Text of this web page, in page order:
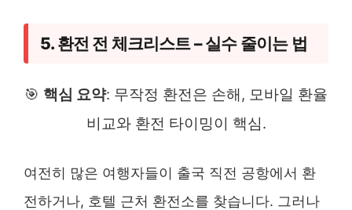
5. 환전 전 체크리스트 – 실수 줄이는 법
🎯 핵심 요약: 무작정 환전은 손해, 모바일 환율
비교와 환전 타이밍이 핵심.
여전히 많은 여행자들이 출국 직전 공항에서 환
전하거나, 호텔 근처 환전소를 찾습니다. 그러나